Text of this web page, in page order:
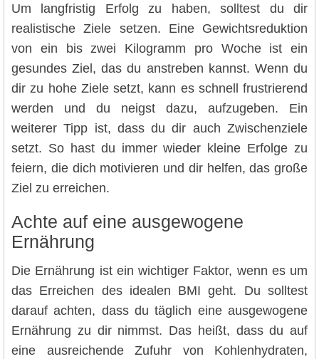
Um langfristig Erfolg zu haben, solltest du dir
realistische Ziele setzen. Eine Gewichtsreduktion
von ein bis zwei Kilogramm pro Woche ist ein
gesundes Ziel, das du anstreben kannst. Wenn du
dir zu hohe Ziele setzt, kann es schnell frustrierend
werden und du neigst dazu, aufzugeben. Ein
weiterer Tipp ist, dass du dir auch Zwischenziele
setzt. So hast du immer wieder kleine Erfolge zu
feiern, die dich motivieren und dir helfen, das große
Ziel zu erreichen.
Achte auf eine ausgewogene
Ernährung
Die Ernährung ist ein wichtiger Faktor, wenn es um
das Erreichen des idealen BMI geht. Du solltest
darauf achten, dass du täglich eine ausgewogene
Ernährung zu dir nimmst. Das heißt, dass du auf
eine ausreichende Zufuhr von Kohlenhydraten,